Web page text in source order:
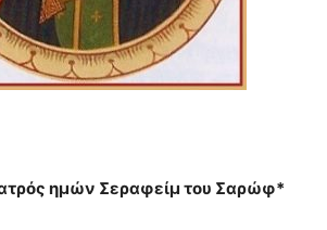
ημών Σεραφείμ του Σαρώφ*